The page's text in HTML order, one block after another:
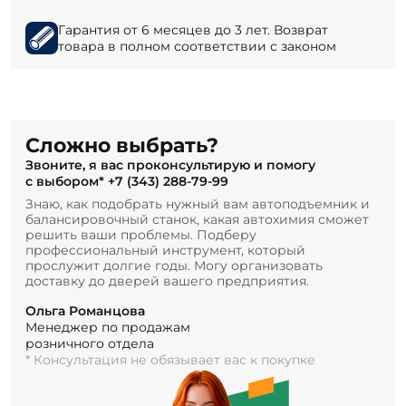
Гарантия от 6 месяцев до 3 лет. Возврат
товара в полном соответствии с законом
Сложно выбрать?
Звоните, я вас проконсультирую и помогу
с выбором* +7 (343) 288-79-99
Знаю, как подобрать нужный вам автоподъемник и
балансировочный станок, какая автохимия сможет
решить ваши проблемы. Подберу
профессиональный инструмент, который
прослужит долгие годы. Могу организовать
доставку до дверей вашего предприятия.
Ольга Романцова
Менеджер по продажам
розничного отдела
* Консультация не обязывает вас к покупке